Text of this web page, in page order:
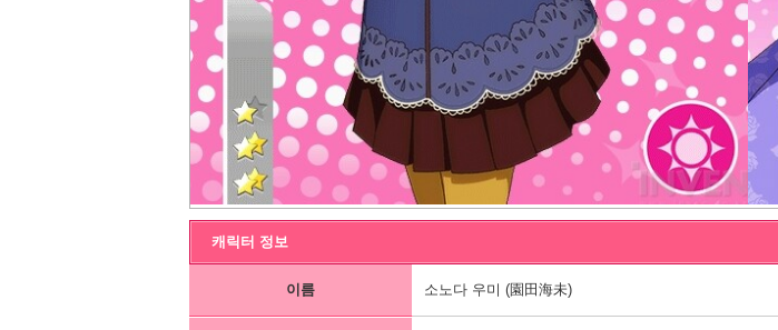
캐릭터 정보
이름 소노다 우미 (園田海未)